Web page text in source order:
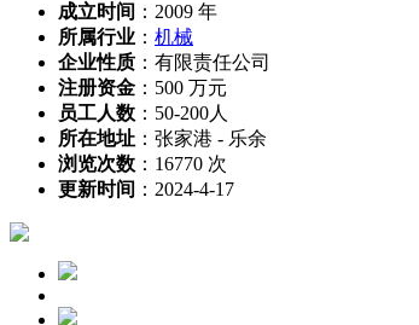
成立时间 ： 2009 年
所属行业 ： 机械
企业性质 ： 有限责任公司
注册资金 ： 500 万元
员工人数 ： 50-200人
所在地址 ： 张家港 - 乐余
浏览次数 ： 16770 次
更新时间 ： 2024-4-17